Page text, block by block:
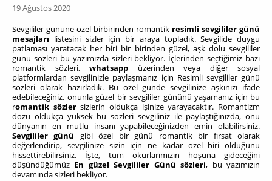
19 Ağustos 2020
Sevgililer gününe özel birbirinden romantik resimli sevgililer günü
mesajları listesini sizler için bir araya topladık. Sevgilide duygu
patlaması yaratacak her biri bir birinden güzel, aşk dolu sevgililer
günü sözleri bu yazımızda sizleri bekliyor. İçlerinden seçtiğimiz bazı
romantik sözleri, whatsapp üzerinden veya diğer sosyal
platformlardan sevgilinizle paylaşmanız için Resimli sevgililer günü
sözleri olarak hazırladık. Bu özel günde sevgilinize aşkınızı ifade
edebileceğiniz, onunla güzel bir sevgililer gününü yaşamanız için bu
romantik sözlersizlerin oldukça işinize yarayacaktır. Romantizm
dozu oldukça yüksek bu sözleri sevgiliniz ile paylaştığınızda, onu
dünyanın en mutlu insanı yapabileceğinizden emin olabilirsiniz.
Sevgililer günü gibi özel bir günü romantik bir fırsat olarak
değerlendirip, sevgilinize sizin için ne kadar özel biri olduğunu
hissettirebilirsiniz. İşte, tüm okurlarımızın hoşuna gideceğini
düşündüğümüz En güzel Sevgililer Günü sözleri, bu yazımızın
devamında sizleri bekliyor.